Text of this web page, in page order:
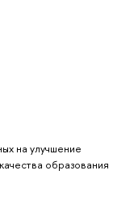
на улучшение
образования